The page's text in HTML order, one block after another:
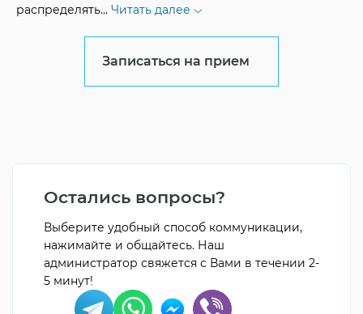
распределять... Читать далее
Записаться на прием
Остались вопросы?
Выберите удобный способ коммуникации,
нажимайте и общайтесь. Наш
администратор свяжется с Вами в течении 2-
5 минут!